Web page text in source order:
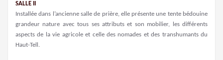
SALLE II
Installée dans l’ancienne salle de prière, elle présente une tente bédouine
grandeur nature avec tous ses attributs et son mobilier, les différents
aspects de la vie agricole et celle des nomades et des transhumants du
Haut-Tell.